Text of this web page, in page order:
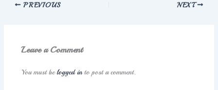
PREVIOUS NEXT
Leave a Comment
You must belogged into post a comment.